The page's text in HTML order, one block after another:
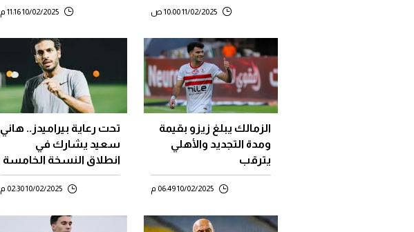
11/02/2025 10:00 ص 10/02/2025 11:16 م
الزمالك يبلغ زيزو بقيمة
ومدة التجديد والأهلي
يترقب
10/02/2025 06:49 م
تحت رعاية بيراميدز.. هاني
سعيد يشارك في
انطلاق النسخة الخامسة
من بطولة "FACup"
10/02/2025 02:30 م